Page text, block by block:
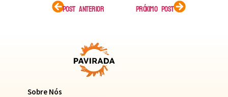
POST ANTERIOR PRÓXIMO POST
Sobre Nós